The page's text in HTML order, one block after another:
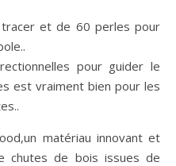
et de 60 perles pour
pour guider le
est vraiment bien pour les
matériau innovant et
chutes de bois issues de